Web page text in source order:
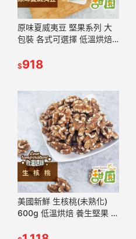
原味夏威夷豆 堅果系列 大
包裝 各式可選擇 低溫烘焙
【甜園】
$918
美國新鮮 生核桃(未熟化)
600g 低溫烘焙 養生堅果 每
堅果【甜園】